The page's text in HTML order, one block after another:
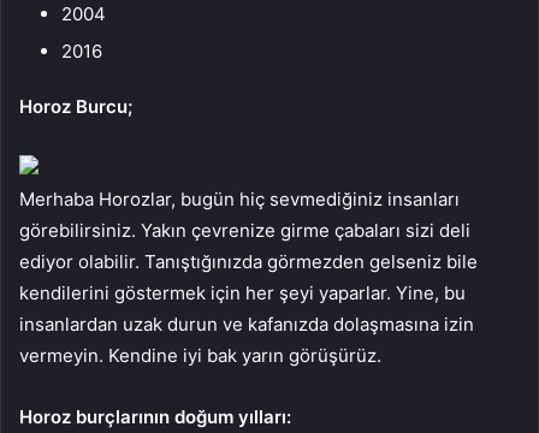
2004
2016
Horoz Burcu;
Merhaba Horozlar, bugün hiç sevmediğiniz insanları
görebilirsiniz. Yakın çevrenize girme çabaları sizi deli
ediyor olabilir. Tanıştığınızda görmezden gelseniz bile
kendilerini göstermek için her şeyi yaparlar. Yine, bu
insanlardan uzak durun ve kafanızda dolaşmasına izin
vermeyin. Kendine iyi bak yarın görüşürüz.
Horoz burçlarının doğum yılları: